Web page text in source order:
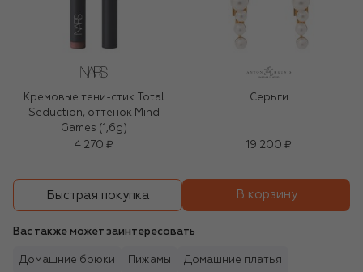
Кремовые тени-стик Total
Seduction, оттенок Mind
Games (1,6g)
4 270 ₽
Серьги
19 200 ₽
Быстрая покупка В корзину
Вас также может заинтересовать
Домашние брюки Пижамы Домашние платья